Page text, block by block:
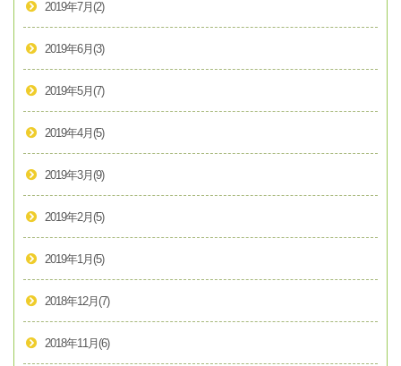
2019年7月 (2)
2019年6月 (3)
2019年5月 (7)
2019年4月 (5)
2019年3月 (9)
2019年2月 (5)
2019年1月 (5)
2018年12月 (7)
2018年11月 (6)